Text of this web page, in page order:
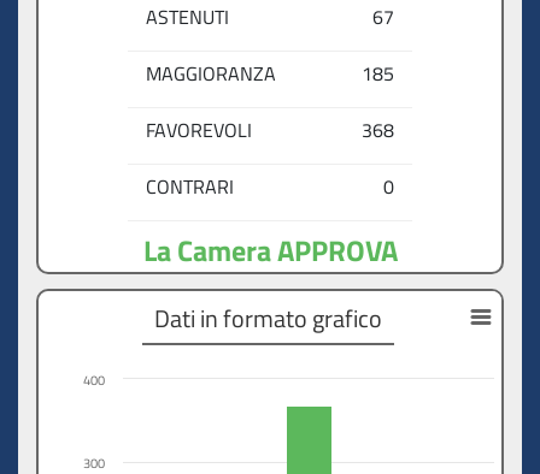
ASTENUTI
67
MAGGIORANZA
185
FAVOREVOLI
368
CONTRARI
0
La Camera APPROVA
300
400
Dati in formato grafico